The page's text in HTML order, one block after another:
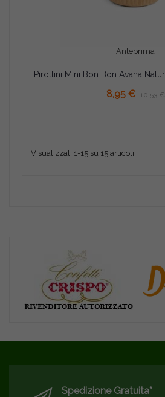
Anteprima
8,95 € 10,53 €
Visualizzati 1-15 su 15 articoli
Spedizione Gratuita*